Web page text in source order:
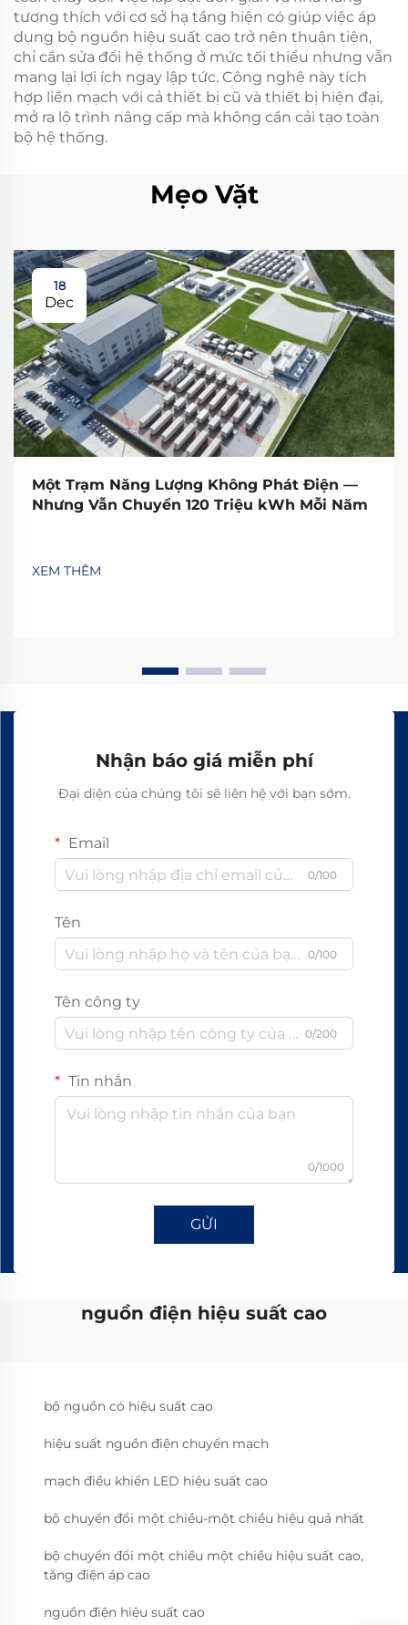
tương thích với cơ sở hạ tầng hiện có giúp việc áp
dụng bộ nguồn hiệu suất cao trở nên thuận tiện,
chỉ cần sửa đổi hệ thống ở mức tối thiểu nhưng vẫn
mang lại lợi ích ngay lập tức. Công nghệ này tích
hợp liền mạch với cả thiết bị cũ và thiết bị hiện đại,
mở ra lộ trình nâng cấp mà không cần cải tạo toàn
bộ hệ thống.
Mẹo Vặt
18
Dec
Một Trạm Năng Lượng Không Phát Điện —
Nhưng Vẫn Chuyển 120 Triệu kWh Mỗi Năm
XEM THÊM
Nhận báo giá miễn phí
Đại diện của chúng tôi sẽ liên hệ với bạn sớm.
Email
0/100
Tên
0/100
Tên công ty
0/200
Tin nhắn
0/1000
GỬI
nguồn điện hiệu suất cao
bộ nguồn có hiệu suất cao
hiệu suất nguồn điện chuyển mạch
mạch điều khiển LED hiệu suất cao
bộ chuyển đổi một chiều-một chiều hiệu quả nhất
bộ chuyển đổi một chiều một chiều hiệu suất cao,
tăng điện áp cao
nguồn điện hiệu suất cao